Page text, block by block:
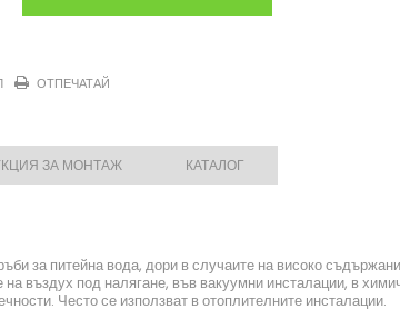
ОТПЕЧАТАЙ
ЗА МОНТАЖ КАТАЛОГ
за питейна вода, дори в случаите на високо
въздух под налягане, във вакуумни инсталации, в
Често се използват в отоплителните инсталации.